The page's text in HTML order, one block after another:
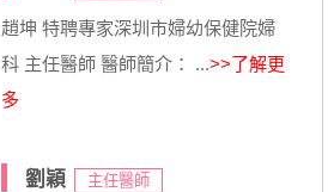
趙坤 特聘專家深圳市婦幼保健院婦
科 主任醫師 醫師簡介： ...>>了解更
多
劉穎 主任醫師